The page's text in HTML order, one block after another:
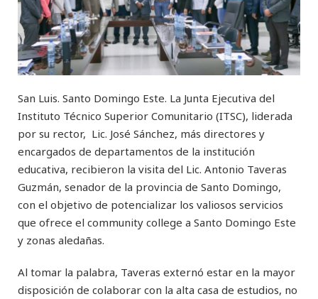
San Luis. Santo Domingo Este. La Junta Ejecutiva del
Instituto Técnico Superior Comunitario (ITSC), liderada
por su rector, Lic. José Sánchez, más directores y
encargados de departamentos de la institución
educativa, recibieron la visita del Lic. Antonio Taveras
Guzmán, senador de la provincia de Santo Domingo,
con el objetivo de potencializar los valiosos servicios
que ofrece el community college a Santo Domingo Este
y zonas aledañas.
Al tomar la palabra, Taveras externó estar en la mayor
disposición de colaborar con la alta casa de estudios, no